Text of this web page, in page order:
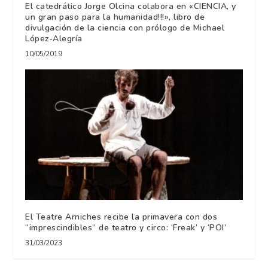
El catedrático Jorge Olcina colabora en «CIENCIA, y
un gran paso para la humanidad!!!», libro de
divulgación de la ciencia con prólogo de Michael
López-Alegría
10/05/2019
El Teatre Arniches recibe la primavera con dos
“imprescindibles” de teatro y circo: ‘Freak’ y ‘POI’
31/03/2023